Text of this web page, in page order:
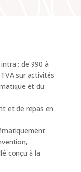
: de 990 à
sur activités
et du
et de repas en
conçu à la